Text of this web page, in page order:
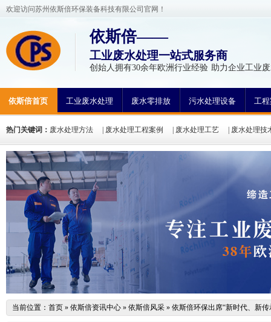
欢迎访问苏州依斯倍环保装备科技有限公司官网！
依斯倍——
工业废水处理一站式服务商
创始人拥有30余年欧洲行业经验 助力企业工业
依斯倍首页 工业废水处理 废水零排放 污水处理设备 工
热门关键词： 废水处理方法 废水处理工程案例 废水处理工艺 废水处理技
氮废水处理
当前位置： 首页 » 依斯倍资讯中心 » 依斯倍风采 » 依斯倍环保出席“新时代、新